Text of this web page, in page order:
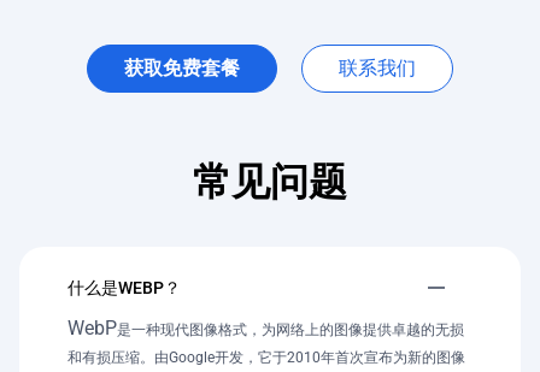
获取免费套餐 联系我们
常见问题
什么是WEBP？
WebP是一种现代图像格式，为网络上的图像提供卓越的无损
和有损压缩。由Google开发，它于2010年首次宣布为新的图像